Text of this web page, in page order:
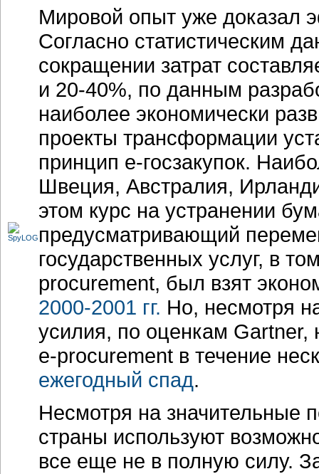
Мировой опыт уже доказал
Согласно статистическим
сокращении затрат
и 20-40%, по данным
наиболее экономически
проекты трансформации
принцип е-госзакупок.
Швеция, Австралия,
этом курс на устранении
предусматривающий
государственных услуг, в
procurement, был взят
2000-2001 гг. Но, несмотря
усилия, по оценкам
e-procurement в течение
ежегодный спад.
Несмотря на значительные
страны используют
все еще не в полную силу.